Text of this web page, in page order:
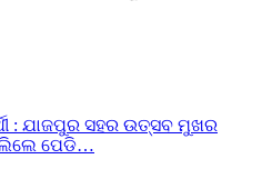
: ଯାଜପୁର ସହର ଉତ୍ସବ ମୁଖର
ପେଡି…